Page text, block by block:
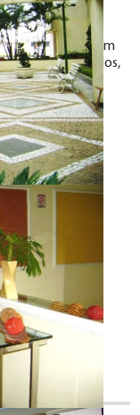
corredor de
e SESC Bom
supermercados,
de festas e